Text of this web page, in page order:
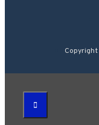
Copyright